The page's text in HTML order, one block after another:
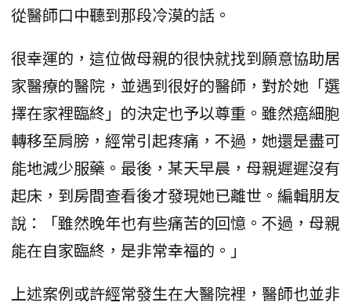
從醫師口中聽到那段冷漠的話。
很幸運的，這位做母親的很快就找到願意協助居
家醫療的醫院，並遇到很好的醫師，對於她「選
擇在家裡臨終」的決定也予以尊重。雖然癌細胞
轉移至肩膀，經常引起疼痛，不過，她還是盡可
能地減少服藥。最後，某天早晨，母親遲遲沒有
起床，到房間查看後才發現她已離世。編輯朋友
說：「雖然晚年也有些痛苦的回憶。不過，母親
能在自家臨終，是非常幸福的。」
上述案例或許經常發生在大醫院裡，醫師也並非